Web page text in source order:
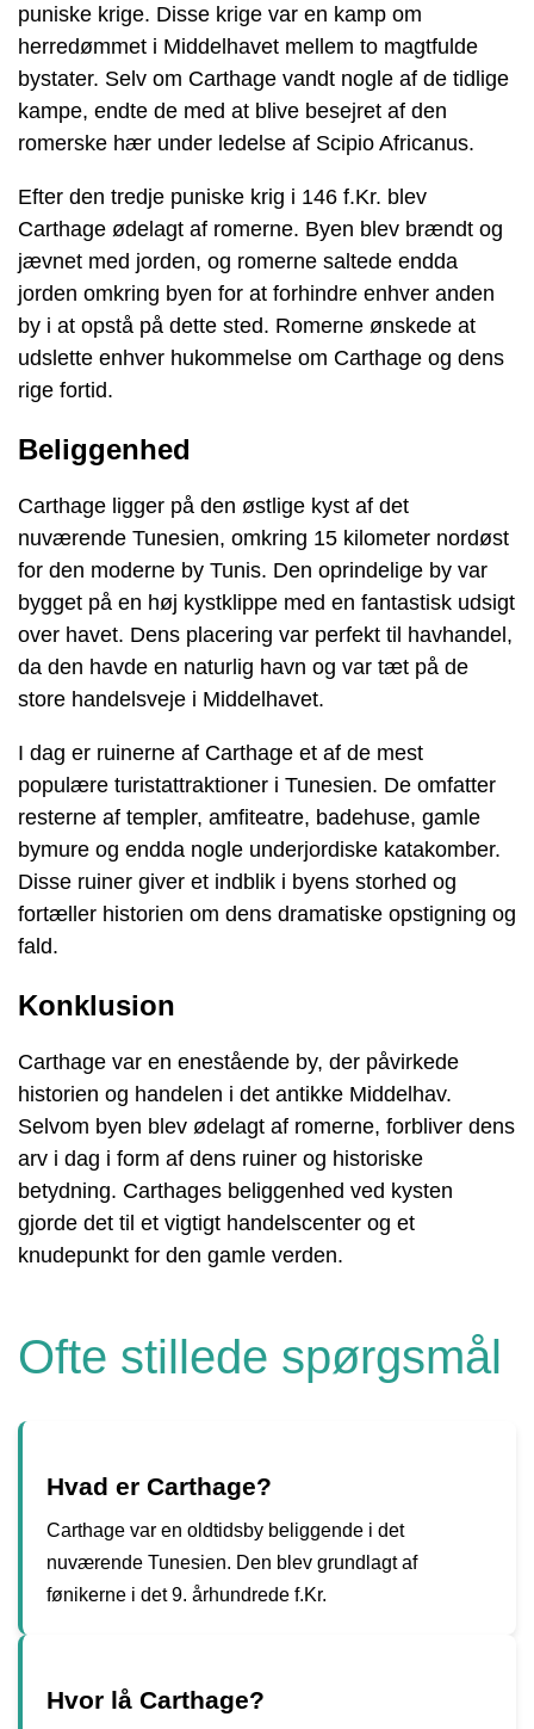
puniske krige. Disse krige var en kamp om
herredømmet i Middelhavet mellem to magtfulde
bystater. Selv om Carthage vandt nogle af de tidlige
kampe, endte de med at blive besejret af den
romerske hær under ledelse af Scipio Africanus.
Efter den tredje puniske krig i 146 f.Kr. blev
Carthage ødelagt af romerne. Byen blev brændt og
jævnet med jorden, og romerne saltede endda
jorden omkring byen for at forhindre enhver anden
by i at opstå på dette sted. Romerne ønskede at
udslette enhver hukommelse om Carthage og dens
rige fortid.
Beliggenhed
Carthage ligger på den østlige kyst af det
nuværende Tunesien, omkring 15 kilometer nordøst
for den moderne by Tunis. Den oprindelige by var
bygget på en høj kystklippe med en fantastisk udsigt
over havet. Dens placering var perfekt til havhandel,
da den havde en naturlig havn og var tæt på de
store handelsveje i Middelhavet.
I dag er ruinerne af Carthage et af de mest
populære turistattraktioner i Tunesien. De omfatter
resterne af templer, amfiteatre, badehuse, gamle
bymure og endda nogle underjordiske katakomber.
Disse ruiner giver et indblik i byens storhed og
fortæller historien om dens dramatiske opstigning og
fald.
Konklusion
Carthage var en enestående by, der påvirkede
historien og handelen i det antikke Middelhav.
Selvom byen blev ødelagt af romerne, forbliver dens
arv i dag i form af dens ruiner og historiske
betydning. Carthages beliggenhed ved kysten
gjorde det til et vigtigt handelscenter og et
knudepunkt for den gamle verden.
Ofte stillede spørgsmål
Hvad er Carthage?
Carthage var en oldtidsby beliggende i det
nuværende Tunesien. Den blev grundlagt af
fønikerne i det 9. århundrede f.Kr.
Hvor lå Carthage?